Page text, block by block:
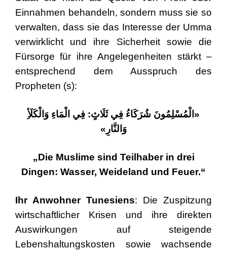
Einnahmen behandeln, sondern muss sie so
verwalten, dass sie das Interesse der Umma
verwirklicht und ihre Sicherheit sowie die
Fürsorge für ihre Angelegenheiten stärkt –
entsprechend dem Ausspruch des
Propheten (s):
«الْمُسْلِمُونَ شُرَكَاءُ فِي ثَلَاثٍ: فِي الْمَاءِ وَالْكَلَأِ
وَالنَّارِ»
„Die Muslime sind Teilhaber in drei
Dingen: Wasser, Weideland und Feuer.“
Ihr Anwohner Tunesiens: Die Zuspitzung
wirtschaftlicher Krisen und ihre direkten
Auswirkungen auf steigende
Lebenshaltungskosten sowie wachsende